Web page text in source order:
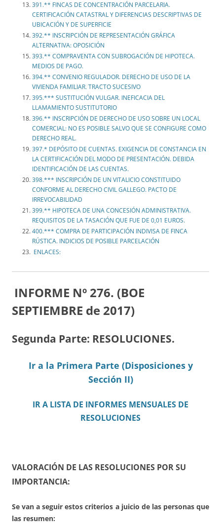
391.** FINCAS DE CONCENTRACIÓN PARCELARIA.
CERTIFICACIÓN CATASTRAL Y DIFERENCIAS DESCRIPTIVAS DE
UBICACIÓN Y DE SUPERFICIE
392.** INSCRIPCIÓN DE REPRESENTACIÓN GRÁFICA
ALTERNATIVA: OPOSICIÓN
393.** COMPRAVENTA CON SUBROGACIÓN DE HIPOTECA.
MEDIOS DE PAGO.
394.** CONVENIO REGULADOR. DERECHO DE USO DE LA
VIVIENDA FAMILIAR. TRACTO SUCESIVO
395.*** SUSTITUCIÓN VULGAR. INEFICACIA DEL
LLAMAMIENTO SUSTITUTORIO
396.** INSCRIPCIÓN DE DERECHO DE USO SOBRE UN LOCAL
COMERCIAL: NO ES POSIBLE SALVO QUE SE CONFIGURE COMO
DERECHO REAL.
397.* DEPÓSITO DE CUENTAS. EXIGENCIA DE CONSTANCIA EN
LA CERTIFICACIÓN DEL MODO DE PRESENTACIÓN. DEBIDA
IDENTIFICACIÓN DE LAS CUENTAS.
398.*** INSCRIPCIÓN DE UN VITALICIO CONSTITUIDO
CONFORME AL DERECHO CIVIL GALLEGO. PACTO DE
IRREVOCABILIDAD
399.** HIPOTECA DE UNA CONCESIÓN ADMINISTRATIVA.
REQUISITOS DE LA TASACIÓN QUE FUE DE 0,01 EUROS.
400.*** COMPRA DE PARTICIPACIÓN INDIVISA DE FINCA
RÚSTICA. INDICIOS DE POSIBLE PARCELACIÓN
ENLACES:
INFORME Nº 276. (BOE
SEPTIEMBRE de 2017)
Segunda Parte: RESOLUCIONES.
Ir a la Primera Parte (Disposiciones y
Sección II)
IR A LISTA DE INFORMES MENSUALES DE
RESOLUCIONES
VALORACIÓN DE LAS RESOLUCIONES POR SU
IMPORTANCIA:
Se van a seguir estos criterios a juicio de las personas que
las resumen: